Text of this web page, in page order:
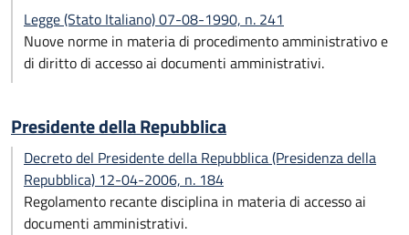
Legge (Stato Italiano) 07-08-1990, n. 241
Nuove norme in materia di procedimento amministrativo e
di diritto di accesso ai documenti amministrativi.
Presidente della Repubblica
Decreto del Presidente della Repubblica (Presidenza della
Repubblica) 12-04-2006, n. 184
Regolamento recante disciplina in materia di accesso ai
documenti amministrativi.